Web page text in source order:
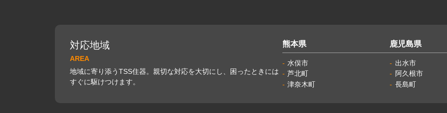
対応地域
AREA
地域に寄り添うTSS住器。親切な対応を大切にし、困ったときには
すぐに駆けつけます。
熊本県
水俣市
芦北町
津奈木町
鹿児島県
出水市
阿久根市
長島町